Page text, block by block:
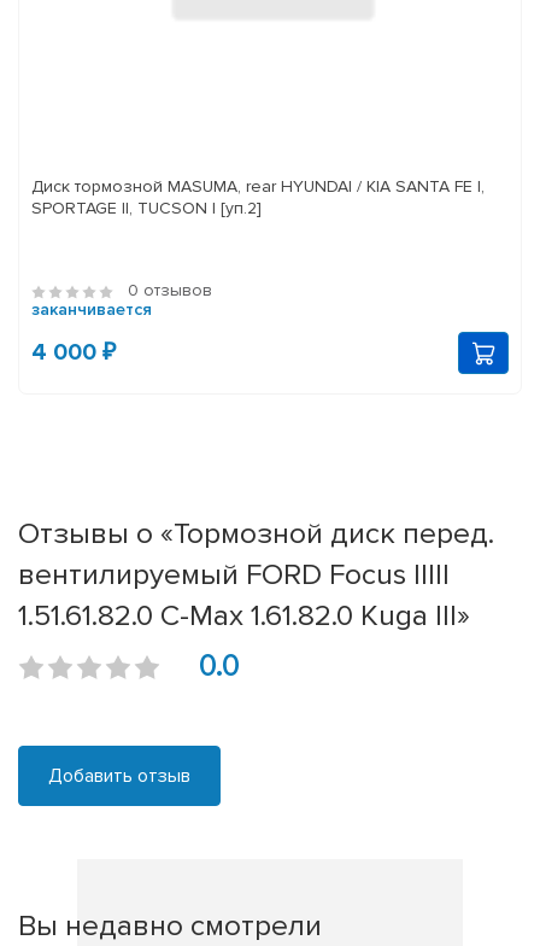
Диск тормозной MASUMA, rear HYUNDAI / KIA SANTA FE I,
SPORTAGE II, TUCSON I [уп.2]
0 отзывов
заканчивается
4 000 ₽
Отзывы о «Тормозной диск перед.
вентилируемый FORD Focus IIIII
1.51.61.82.0 C-Max 1.61.82.0 Kuga III»
0.0
Добавить отзыв
Вы недавно смотрели